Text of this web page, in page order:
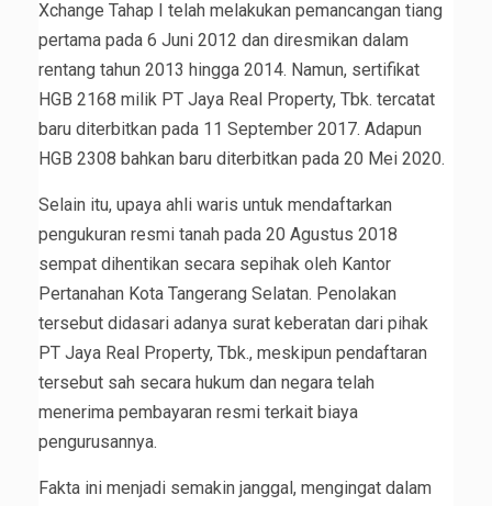
Xchange Tahap I telah melakukan pemancangan tiang
pertama pada 6 Juni 2012 dan diresmikan dalam
rentang tahun 2013 hingga 2014. Namun, sertifikat
HGB 2168 milik PT Jaya Real Property, Tbk. tercatat
baru diterbitkan pada 11 September 2017. Adapun
HGB 2308 bahkan baru diterbitkan pada 20 Mei 2020.
Selain itu, upaya ahli waris untuk mendaftarkan
pengukuran resmi tanah pada 20 Agustus 2018
sempat dihentikan secara sepihak oleh Kantor
Pertanahan Kota Tangerang Selatan. Penolakan
tersebut didasari adanya surat keberatan dari pihak
PT Jaya Real Property, Tbk., meskipun pendaftaran
tersebut sah secara hukum dan negara telah
menerima pembayaran resmi terkait biaya
pengurusannya.
Fakta ini menjadi semakin janggal, mengingat dalam